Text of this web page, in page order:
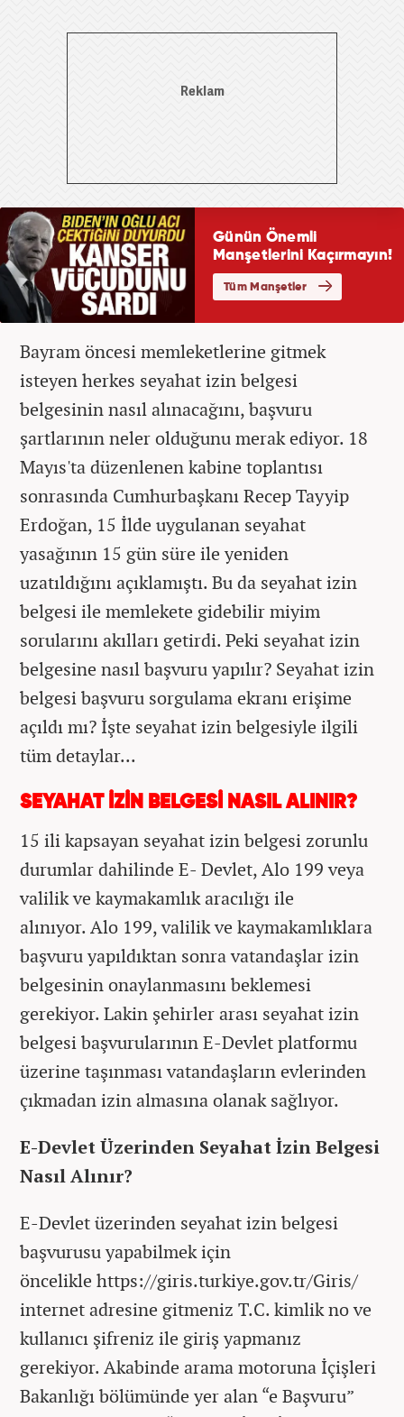
Bayram öncesi memleketlerine gitmek
isteyen herkes seyahat izin belgesi
belgesinin nasıl alınacağını, başvuru
şartlarının neler olduğunu merak ediyor. 18
Mayıs'ta düzenlenen kabine toplantısı
sonrasında Cumhurbaşkanı Recep Tayyip
Erdoğan, 15 İlde uygulanan seyahat
yasağının 15 gün süre ile yeniden
uzatıldığını açıklamıştı. Bu da seyahat izin
belgesi ile memlekete gidebilir miyim
sorularını akılları getirdi. Peki seyahat izin
belgesine nasıl başvuru yapılır? Seyahat izin
belgesi başvuru sorgulama ekranı erişime
açıldı mı? İşte seyahat izin belgesiyle ilgili
tüm detaylar...
SEYAHAT İZİN BELGESİ NASIL ALINIR?
15 ili kapsayan seyahat izin belgesi zorunlu
durumlar dahilinde E- Devlet, Alo 199 veya
valilik ve kaymakamlık aracılığı ile
alınıyor. Alo 199, valilik ve kaymakamlıklara
başvuru yapıldıktan sonra vatandaşlar izin
belgesinin onaylanmasını beklemesi
gerekiyor. Lakin şehirler arası seyahat izin
belgesi başvurularının E-Devlet platformu
üzerine taşınması vatandaşların evlerinden
çıkmadan izin almasına olanak sağlıyor.
E-Devlet Üzerinden Seyahat İzin Belgesi
Nasıl Alınır?
E-Devlet üzerinden seyahat izin belgesi
başvurusu yapabilmek için
öncelikle https://giris.turkiye.gov.tr/Giris/
internet adresine gitmeniz T.C. kimlik no ve
kullanıcı şifreniz ile giriş yapmanız
gerekiyor. Akabinde arama motoruna İçişleri
Bakanlığı bölümünde yer alan “e Başvuru”